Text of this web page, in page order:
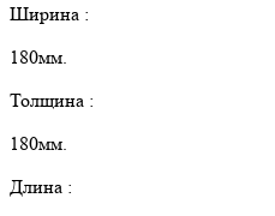
Ширина :
180мм.
Толщина :
180мм.
Длина :